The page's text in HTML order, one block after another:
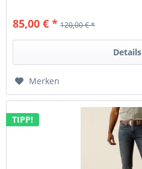
85,00 € * 120,00 € *
Details
Merken
TIPP!